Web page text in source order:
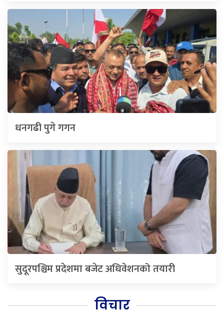
धनगढी पुगे गगन
सुदूरपश्चिम प्रदेशमा बजेट अधिवेशनको तयारी
विचार